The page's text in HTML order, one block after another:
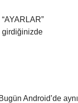
girdiğinizde
Android’de aynı